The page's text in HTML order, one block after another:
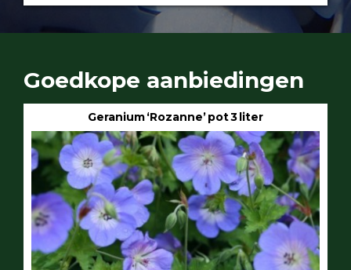
Goedkope aanbiedingen
Geranium ‘Rozanne’ pot 3 liter